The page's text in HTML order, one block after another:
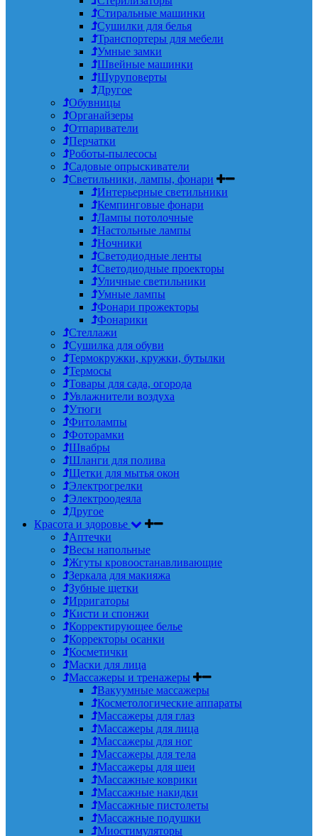
Стиральные машинки
Сушилки для белья
Транспортеры для мебели
Умные замки
Швейные машинки
Шуруповерты
Другое
Обувницы
Органайзеры
Отпариватели
Перчатки
Роботы-пылесосы
Садовые опрыскиватели
Светильники, лампы, фонари
Интерьерные светильники
Кемпинговые фонари
Лампы потолочные
Настольные лампы
Ночники
Светодиодные ленты
Светодиодные проекторы
Уличные светильники
Умные лампы
Фонари прожекторы
Фонарики
Стеллажи
Сушилка для обуви
Термокружки, кружки, бутылки
Термосы
Товары для сада, огорода
Увлажнители воздуха
Утюги
Фитолампы
Фоторамки
Швабры
Шланги для полива
Щетки для мытья окон
Электрогрелки
Электроодеяла
Другое
Красота и здоровье
Аптечки
Весы напольные
Жгуты кровоостанавливающие
Зеркала для макияжа
Зубные щетки
Ирригаторы
Кисти и спонжи
Корректирующее белье
Корректоры осанки
Косметички
Маски для лица
Массажеры и тренажеры
Вакуумные массажеры
Косметологические аппараты
Массажеры для глаз
Массажеры для лица
Массажеры для ног
Массажеры для тела
Массажеры для шеи
Массажные коврики
Массажные накидки
Массажные пистолеты
Массажные подушки
Миостимуляторы